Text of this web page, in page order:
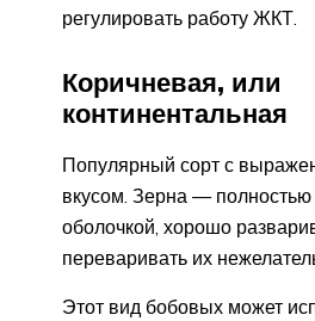
регулировать работу ЖКТ.
Коричневая, или
континентальная
Популярный сорт с
вкусом. Зерна — полностью
оболочкой, хорошо
переваривать их
Этот вид бобовых может